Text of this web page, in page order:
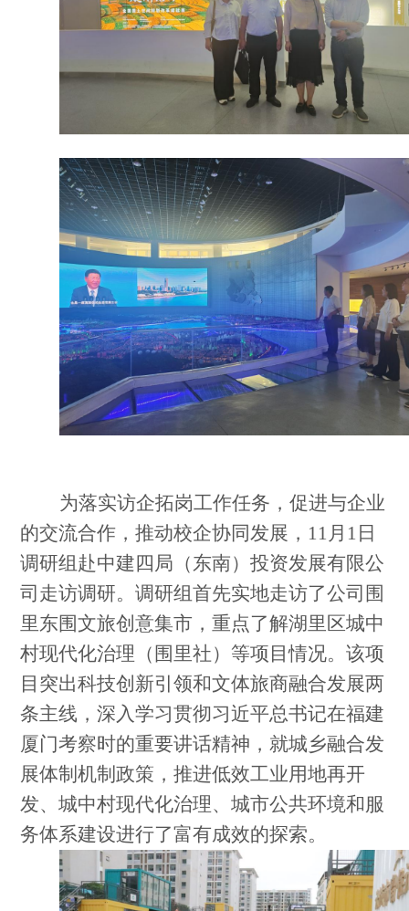
为落实访企拓岗工作任务，促进与企业
的交流合作，推动校企协同发展， 11月1日
调研组赴中建四局（东南）投资发展有限公
司走访调研。调研组首先实地走访了公司围
里东围文旅创意集市，重点了解湖里区城中
村现代化治理（围里社）等项目情况。该项
目突出科技创新引领和文体旅商融合发展两
条主线，深入学习贯彻习近平总书记在福建
厦门考察时的重要讲话精神，就城乡融合发
展体制机制政策，推进低效工业用地再开
发、城中村现代化治理、城市公共环境和服
务体系建设进行了富有成效的探索。